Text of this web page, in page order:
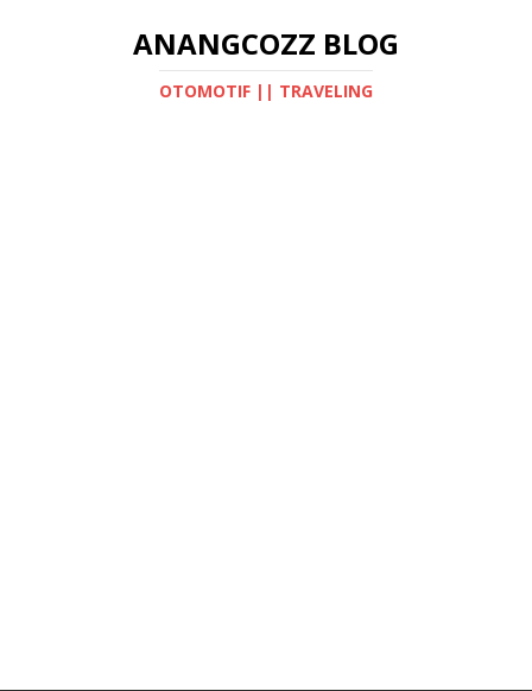
ANANGCOZZ BLOG
OTOMOTIF || TRAVELING